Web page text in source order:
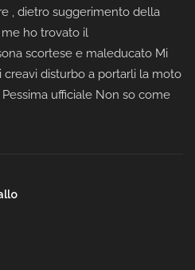
, dietro suggerimento della
me ho trovato il
scortese e maleducato Mi
disturbo a portarli la moto
ufficiale Non so come